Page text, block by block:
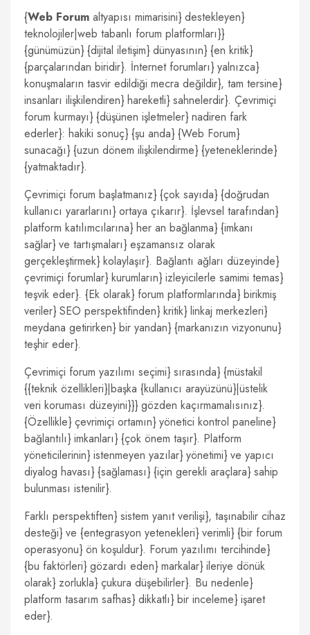
{Web Forum altyapısı mimarisini} destekleyen}
teknolojiler|web tabanlı forum platformları}}
{günümüzün} {dijital iletişim} dünyasının} {en kritik}
{parçalarından biridir}. İnternet forumları} yalnızca}
konuşmaların tasvir edildiği mecra değildir}, tam tersine}
insanları ilişkilendiren} hareketli} sahnelerdir}. Çevrimiçi
forum kurmayı} {düşünen işletmeler} nadiren fark
ederler}: hakiki sonuç} {şu anda} {Web Forum}
sunacağı} {uzun dönem ilişkilendirme} {yeteneklerinde}
{yatmaktadır}.
Çevrimiçi forum başlatmanız} {çok sayıda} {doğrudan
kullanıcı yararlarını} ortaya çıkarır}. İşlevsel tarafından}
platform katılımcılarına} her an bağlanma} {imkanı
sağlar} ve tartışmaları} eşzamansız olarak
gerçekleştirmek} kolaylaşır}. Bağlantı ağları düzeyinde}
çevrimiçi forumlar} kurumların} izleyicilerle samimi temas}
teşvik eder}. {Ek olarak} forum platformlarında} birikmiş
veriler} SEO perspektifinden} kritik} linkaj merkezleri}
meydana getirirken} bir yandan} {markanızın vizyonunu}
teşhir eder}.
Çevrimiçi forum yazılımı seçimi} sırasında} {müstakil
{{teknik özellikleri}|başka {kullanıcı arayüzünü}|üstelik
veri koruması düzeyini}}} gözden kaçırmamalısınız}.
{Özellikle} çevrimiçi ortamın} yönetici kontrol paneline}
bağlantılı} imkanları} {çok önem taşır}. Platform
yöneticilerinin} istenmeyen yazılar} yönetimi} ve yapıcı
diyalog havası} {sağlaması} {için gerekli araçlara} sahip
bulunması istenilir}.
Farklı perspektiften} sistem yanıt verilişi}, taşınabilir cihaz
desteği} ve {entegrasyon yetenekleri} verimli} {bir forum
operasyonu} ön koşuldur}. Forum yazılımı tercihinde}
{bu faktörleri} gözardı eden} markalar} ileriye dönük
olarak} zorlukla} çukura düşebilirler}. Bu nedenle}
platform tasarım safhas} dikkatlı} bir inceleme} işaret
eder}.